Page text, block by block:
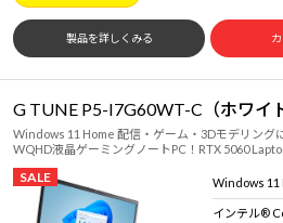
製品を詳しくみる
G TUNE P5-I7G60WT-C（ホワイ
Windows 11 Home 配信・ゲーム・3Dモデリング
WQHD液晶ゲーミングノートPC！RTX 5060
SALE Windows 11
インテル®